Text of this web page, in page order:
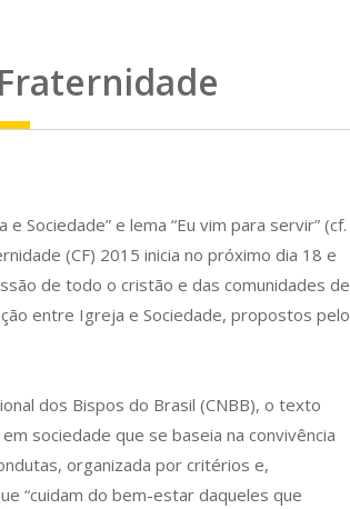
Sociedade” e lema “Eu vim para servir” (cf.
(CF) 2015 inicia no próximo dia 18 e
de todo o cristão e das comunidades de
entre Igreja e Sociedade, propostos pelo
dos Bispos do Brasil (CNBB), o texto
sociedade que se baseia na convivência
organizada por critérios e,
“cuidam do bem-estar daqueles que